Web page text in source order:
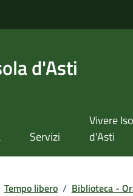
d'Asti
Servizi
Vivere
d'Asti
Tempo libero / Biblioteca -